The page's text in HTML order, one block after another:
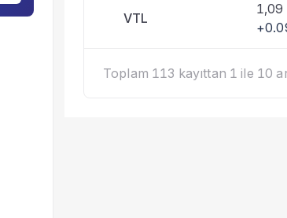
VTL
1,09
Toplam 113 kayıttan 1 ile 10